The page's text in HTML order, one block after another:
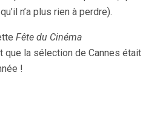
n’a plus rien à perdre).
Fête du Cinéma
que la sélection de Cannes était
!